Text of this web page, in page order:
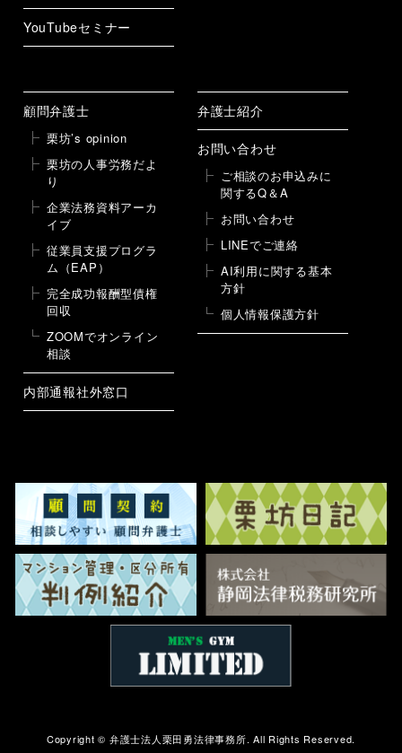
YouTubeセミナー
顧問弁護士
栗坊’s opinion
栗坊の人事労務だよ
り
企業法務資料アーカ
イブ
従業員支援プログラ
ム（EAP）
完全成功報酬型債権
回収
ZOOMでオンライン
相談
内部通報社外窓口
弁護士紹介
お問い合わせ
ご相談のお申込みに
関するQ＆A
お問い合わせ
LINEでご連絡
AI利用に関する基本
方針
個人情報保護方針
Copyright © 弁護士法人栗田勇法律事務所. All Rights Reserved.